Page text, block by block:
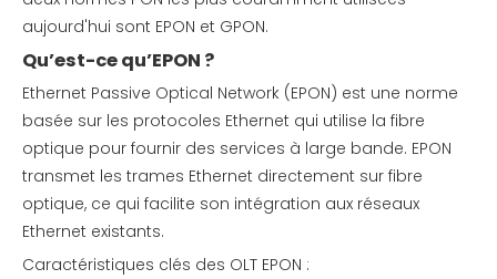
aujourd'hui sont EPON et GPON.
Qu’est-ce qu’EPON ?
Ethernet Passive Optical Network (EPON) est une norme
basée sur les protocoles Ethernet qui utilise la fibre
optique pour fournir des services à large bande. EPON
transmet les trames Ethernet directement sur fibre
optique, ce qui facilite son intégration aux réseaux
Ethernet existants.
Caractéristiques clés des OLT EPON :